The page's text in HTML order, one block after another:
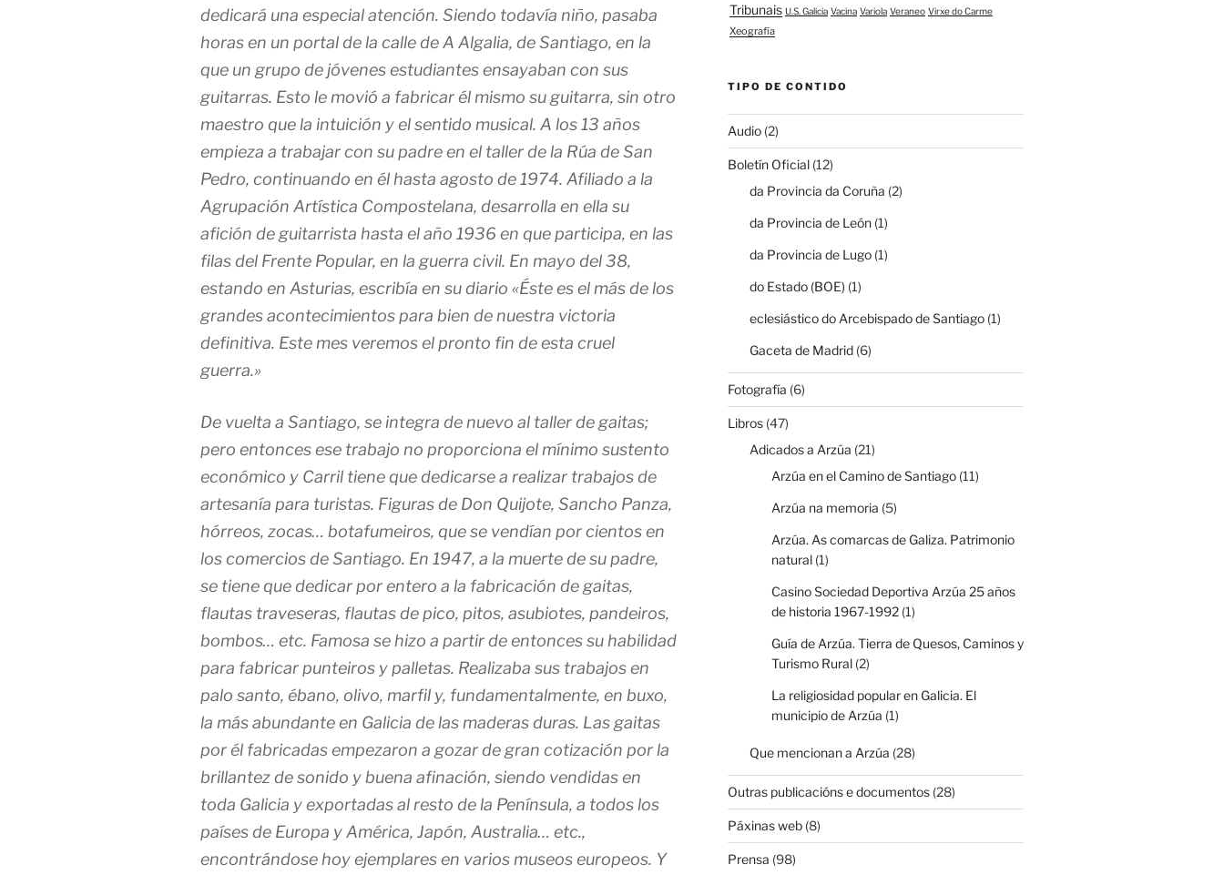
dedicará una especial atención. Siendo todavía niño, pasaba
horas en un portal de la calle de A Algalia, de Santiago, en la
que un grupo de jóvenes estudiantes ensayaban con sus
guitarras. Esto le movió a fabricar él mismo su guitarra, sin otro
maestro que la intuición y el sentido musical. A los 13 años
empieza a trabajar con su padre en el taller de la Rúa de San
Pedro, continuando en él hasta agosto de 1974. Afiliado a la
Agrupación Artística Compostelana, desarrolla en ella su
afición de guitarrista hasta el año 1936 en que participa, en las
filas del Frente Popular, en la guerra civil. En mayo del 38,
estando en Asturias, escribía en su diario «Éste es el más de los
grandes acontecimientos para bien de nuestra victoria
definitiva. Este mes veremos el pronto fin de esta cruel
guerra.»
De vuelta a Santiago, se integra de nuevo al taller de gaitas;
pero entonces ese trabajo no proporciona el mínimo sustento
económico y Carril tiene que dedicarse a realizar trabajos de
artesanía para turistas. Figuras de Don Quijote, Sancho Panza,
hórreos, zocas… botafumeiros, que se vendían por cientos en
los comercios de Santiago. En 1947, a la muerte de su padre,
se tiene que dedicar por entero a la fabricación de gaitas,
flautas traveseras, flautas de pico, pitos, asubiotes, pandeiros,
bombos… etc. Famosa se hizo a partir de entonces su habilidad
para fabricar punteiros y palletas. Realizaba sus trabajos en
palo santo, ébano, olivo, marfil y, fundamentalmente, en buxo,
la más abundante en Galicia de las maderas duras. Las gaitas
por él fabricadas empezaron a gozar de gran cotización por la
brillantez de sonido y buena afinación, siendo vendidas en
toda Galicia y exportadas al resto de la Península, a todos los
países de Europa y América, Japón, Australia… etc.,
encontrándose hoy ejemplares en varios museos europeos. Y
Tribunais U.S. Galicia Vacina Variola Veraneo Virxe do Carme
Xeografía
TIPO DE CONTIDO
Audio(2)
Boletín Oficial(12)
da Provincia da Coruña (2)
da Provincia de León(1)
da Provincia de Lugo(1)
do Estado (BOE) (1)
eclesiástico do Arcebispado de Santiago(1)
Gaceta de Madrid(6)
Fotografía (6)
Libros(47)
Adicados a Arzúa (21)
Arzúa en el Camino de Santiago(11)
Arzúa na memoria (5)
Arzúa. As comarcas de Galiza. Patrimonio
natural(1)
Casino Sociedad Deportiva Arzúa 25 años
de historia 1967-1992(1)
Guía de Arzúa. Tierra de Quesos, Caminos y
Turismo Rural(2)
La religiosidad popular en Galicia. El
municipio de Arzúa (1)
Que mencionan a Arzúa (28)
Outras publicacións e documentos(28)
Páxinas web(8)
Prensa (98)